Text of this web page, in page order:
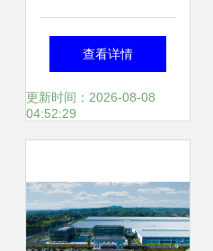
店启幕，全国推广
服务迈入新阶段
查看详情
更新时间：2026-08-08
04:52:29